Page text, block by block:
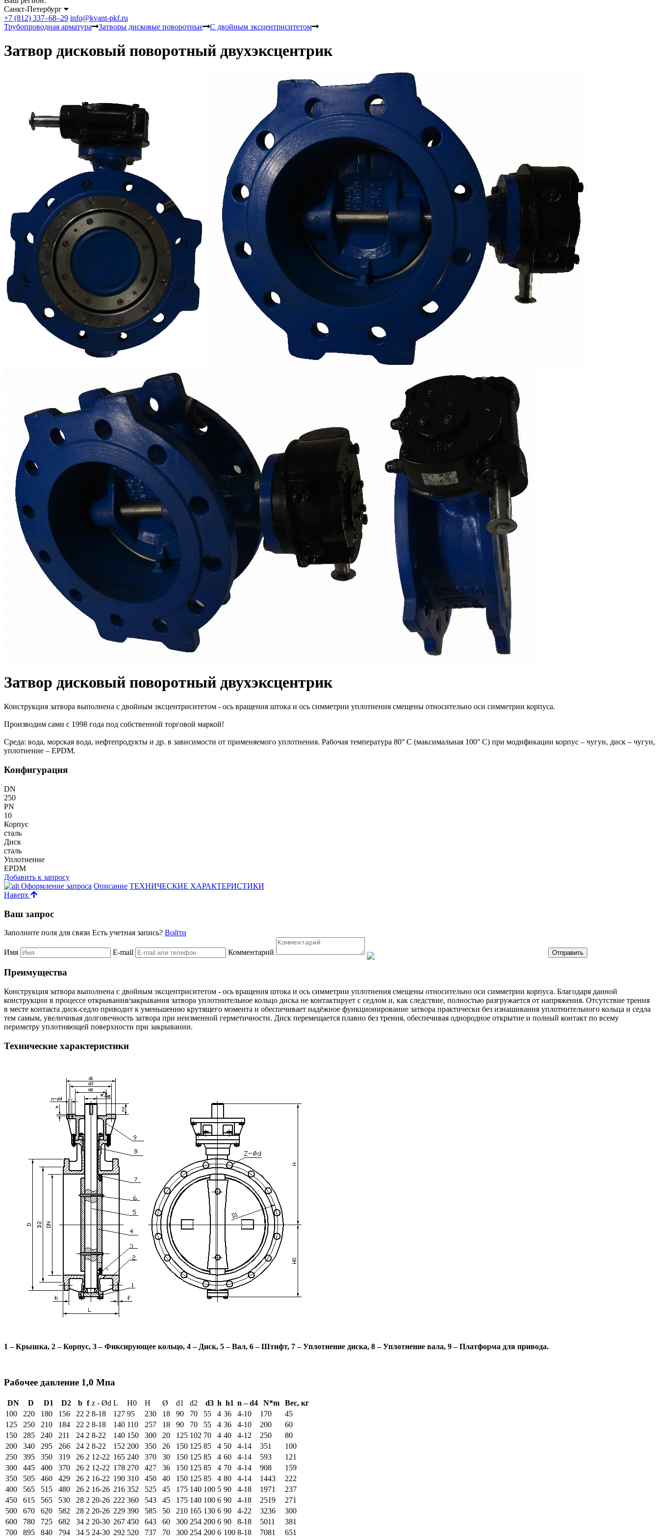
Санкт-Петербург
+7 (812) 337–68–29 info@kvant-pkf.ru
Трубопроводная арматура
Затворы дисковые поворотные С двойным эксцентриситетом
Затвор дисковый поворотный двухэксцентрик
Затвор дисковый поворотный двухэксцентрик
Конструкция затвора выполнена с двойным эксцентриситетом - ось вращения штока и ось симметрии уплотнения смещены относительно оси симметрии корпуса.
Производим сами с 1998 года под собственной торговой маркой!
Среда: вода, морская вода, нефтепродукты и др. в зависимости от применяемого уплотнения. Рабочая температура 80° С (максимальная 100° С) при модификации корпус – чугун, диск – чугун,
уплотнение – EPDM.
Конфигурация
DN
250
PN
10
Корпус
сталь
Диск
сталь
Уплотнение
EPDM
Добавить к запросу
Оформление запроса Описание ТЕХНИЧЕСКИЕ ХАРАКТЕРИСТИКИ
Наверх
Ваш запрос
Заполните поля для связи Есть учетная запись? Войти
Имя E-mail Комментарий
Преимущества
Конструкция затвора выполнена с двойным эксцентриситетом - ось вращения штока и ось симметрии уплотнения смещены относительно оси симметрии корпуса. Благодаря данной
конструкции в процессе открывания/закрывания затвора уплотнительное кольцо диска не контактирует с седлом и, как следствие, полностью разгружается от напряжения. Отсутствие трения
в месте контакта диск-седло приводит к уменьшению крутящего момента и обеспечивает надёжное функционирование затвора практически без изнашивания уплотнительного кольца и седла
тем самым, увеличивая долговечность затвора при неизменной герметичности. Диск перемещается плавно без трения, обеспечивая однородное открытие и полный контакт по всему
периметру уплотняющей поверхности при закрывании.
Технические характеристики
1 – Крышка, 2 – Корпус, 3 – Фиксирующее кольцо, 4 – Диск, 5 – Вал, 6 – Штифт, 7 – Уплотнение диска, 8 – Уплотнение вала, 9 – Платформа для привода.
Рабочее давление 1,0 Мпа
DN D D1 D2 b f z - Ød L H0 H Ø d1 d2 d3 h h1 n – d4 N*m
Вес, кг
100
220 180 156 22 2 8-18 127 95 230 18 90 70 55 4 36 4-10 170
45
125
250 210 184 22 2 8-18 140 110 257 18 90 70 55 4 36 4-10 200
60
150
285 240 211 24 2 8-22 140 150 300 20 125 102 70 4 40 4-12 250
80
200
340 295 266 24 2 8-22 152 200 350 26 150 125 85 4 50 4-14 351
100
250
395 350 319 26 2 12-22 165 240 370 30 150 125 85 4 60 4-14 593
121
300
445 400 370 26 2 12-22 178 270 427 36 150 125 85 4 70 4-14 908
159
350
505 460 429 26 2 16-22 190 310 450 40 150 125 85 4 80 4-14 1443
222
400
565 515 480 26 2 16-26 216 352 525 45 175 140 100 5 90 4-18 1971
237
450
615 565 530 28 2 20-26 222 360 543 45 175 140 100 6 90 4-18 2519
271
500
670 620 582 28 2 20-26 229 390 585 50 210 165 130 6 90 4-22 3236
300
600
780 725 682 34 2 20-30 267 450 643 60 300 254 200 6 90 8-18 5011
381
700
895 840 794 34 5 24-30 292 520 737 70 300 254 200 6 100 8-18 7081 651